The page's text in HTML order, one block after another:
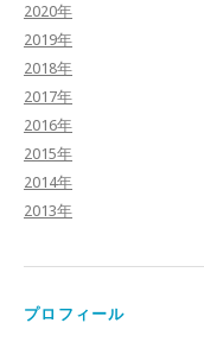
2020年
2019年
2018年
2017年
2016年
2015年
2014年
2013年
プロフィール